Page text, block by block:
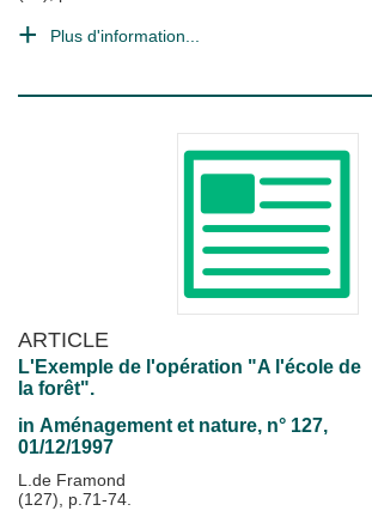
Plus d'information...
ARTICLE
L'Exemple de l'opération "A l'école de
la forêt".
in Aménagement et nature, n° 127,
01/12/1997
L.de Framond
(127), p.71-74.